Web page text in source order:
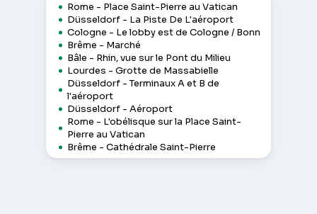
Rome - Place Saint-Pierre au Vatican
Düsseldorf - La Piste De L'aéroport
Cologne - Le lobby est de Cologne / Bonn
Brême - Marché
Bâle - Rhin, vue sur le Pont du Milieu
Lourdes - Grotte de Massabielle
Düsseldorf - Terminaux A et B de
l'aéroport
Düsseldorf - Aéroport
Rome - L'obélisque sur la Place Saint-
Pierre au Vatican
Brême - Cathédrale Saint-Pierre